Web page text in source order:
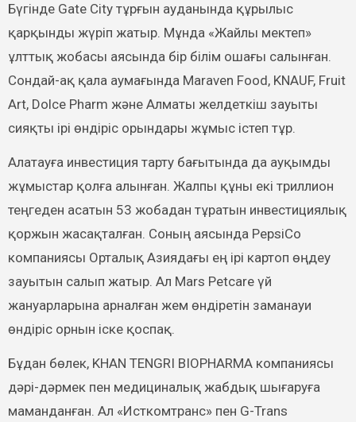
Бүгінде Gate City тұрғын ауданында құрылыс
қарқынды жүріп жатыр. Мұнда «Жайлы мектеп»
ұлттық жобасы аясында бір білім ошағы салынған.
Сондай-ақ қала аумағында Maraven Food, KNAUF, Fruit
Art, Dolce Pharm және Алматы желдеткіш зауыты
сияқты ірі өндіріс орындары жұмыс істеп тұр.
Алатауға инвестиция тарту бағытында да ауқымды
жұмыстар қолға алынған. Жалпы құны екі триллион
теңгеден асатын 53 жобадан тұратын инвестициялық
қоржын жасақталған. Соның аясында PepsiCo
компаниясы Орталық Азиядағы ең ірі картоп өңдеу
зауытын салып жатыр. Ал Mars Petcare үй
жануарларына арналған жем өндіретін заманауи
өндіріс орнын іске қоспақ.
Бұдан бөлек, KHAN TENGRI BIOPHARMA компаниясы
дәрі-дәрмек пен медициналық жабдық шығаруға
маманданған. Ал «Исткомтранс» пен G-Trans